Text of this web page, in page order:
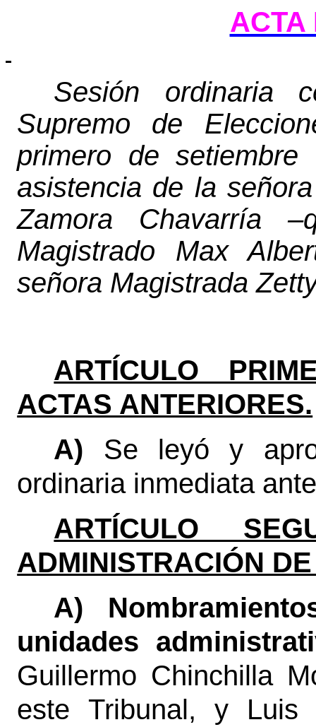
ACTA
Sesión ordinaria
Supremo de
primero de
asistencia de la
Zamora Chavarría
Magistrado Max
señora Magistrada
ARTÍCULO
ACTAS ANTERIORES.
A) Se leyó y
ordinaria inmediata
ARTÍCULO
ADMINISTRACIÓN
A)
unidades
Guillermo Chinchilla
este Tribunal, y Luis